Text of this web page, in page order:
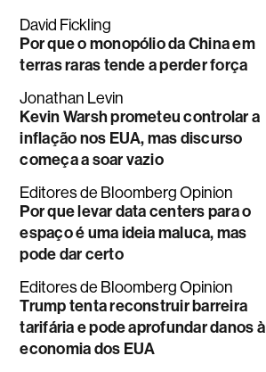
David Fickling
Por que o monopólio da China em
terras raras tende a perder força
Jonathan Levin
Kevin Warsh prometeu controlar a
inflação nos EUA, mas discurso
começa a soar vazio
Editores de Bloomberg Opinion
Por que levar data centers para o
espaço é uma ideia maluca, mas
pode dar certo
Editores de Bloomberg Opinion
Trump tenta reconstruir barreira
tarifária e pode aprofundar danos à
economia dos EUA